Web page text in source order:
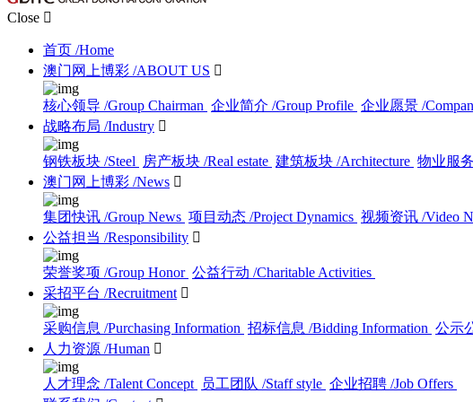
Close 
首页 /Home
澳门网上博彩 /ABOUT US 
核心领导 /Group Chairman 企业简介 /Group Profile 企业愿景 /
战略布局 /Industry 
钢铁板块 /Steel 房产板块 /Real estate 建筑板块 /Architecture 物业服务
澳门网上博彩 /News 
集团快讯 /Group News 项目动态 /Project Dynamics 视频资讯 /Video
公益担当 /Responsibility 
荣誉奖项 /Group Honor 公益行动 /Charitable Activities
采招平台 /Recruitment 
采购信息 /Purchasing Information 招标信息 /Bidding Information 公示
人力资源 /Human 
人才理念 /Talent Concept 员工团队 /Staff style 企业招聘 /Job Offers